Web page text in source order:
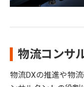
物流コンサ
物流DXの推進や物